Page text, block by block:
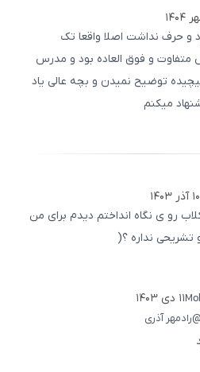
و حرف نداشت اصلا واقعا تک
متفاوت و فوق العاده بود و مدرس
توضیح نمیدن و بچه عالی یاد
میکنم
۱۰ آذر ۱۴۰۳
رو ی نگاه انداختم دیدم برای من
تشریحی نداره ؟(
۱۱ دی ۱۴۰۳
آذری